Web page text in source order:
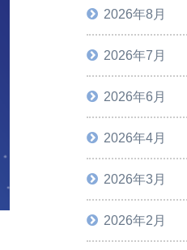
2026年8月
2026年7月
2026年6月
2026年4月
2026年3月
2026年2月